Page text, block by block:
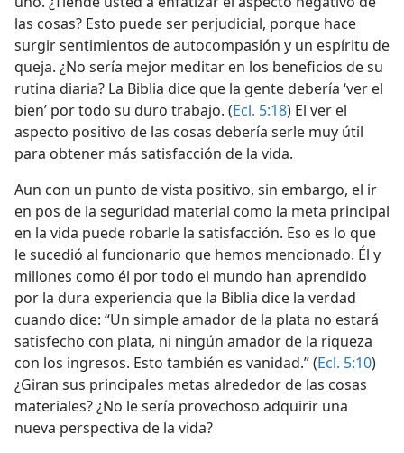
las cosas? Esto puede ser perjudicial, porque hace
surgir sentimientos de autocompasión y un espíritu de
queja. ¿No sería mejor meditar en los beneficios de su
rutina diaria? La Biblia dice que la gente debería ‘ver el
bien’ por todo su duro trabajo. (Ecl. 5:18) El ver el
aspecto positivo de las cosas debería serle muy útil
para obtener más satisfacción de la vida.
Aun con un punto de vista positivo, sin embargo, el ir
en pos de la seguridad material como la meta principal
en la vida puede robarle la satisfacción. Eso es lo que
le sucedió al funcionario que hemos mencionado. Él y
millones como él por todo el mundo han aprendido
por la dura experiencia que la Biblia dice la verdad
cuando dice: “Un simple amador de la plata no estará
satisfecho con plata, ni ningún amador de la riqueza
con los ingresos. Esto también es vanidad.” (Ecl. 5:10)
¿Giran sus principales metas alrededor de las cosas
materiales? ¿No le sería provechoso adquirir una
nueva perspectiva de la vida?